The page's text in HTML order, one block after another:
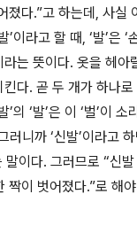
졌다.”고 하는데, 사실
이라고 할 때, ‘발’은 ‘
라는 뜻이다. 옷을 헤아
킨다. 곧 두 개가 하나
’의 ‘발’은 이 ‘벌’이 소
러니까 ‘신발’이라고
이다. 그러므로 “신
짝이 벗어졌다.”로 해